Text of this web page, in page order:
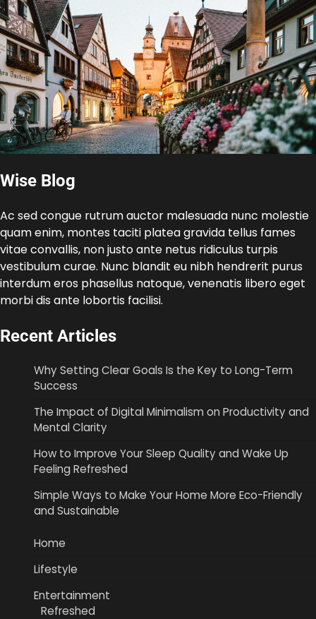
Wise Blog
Ac sed congue rutrum auctor malesuada nunc molestie
quam enim, montes taciti platea gravida tellus fames
vitae convallis, non justo ante netus ridiculus turpis
vestibulum curae. Nunc blandit eu nibh hendrerit purus
interdum eros phasellus natoque, venenatis libero eget
morbi dis ante lobortis facilisi.
Recent Articles
Why Setting Clear Goals Is the Key to Long-Term
Success
The Impact of Digital Minimalism on Productivity and
Mental Clarity
How to Improve Your Sleep Quality and Wake Up
Feeling Refreshed
Simple Ways to Make Your Home More Eco-Friendly
and Sustainable
Home
Lifestyle
Entertainment
Refreshed